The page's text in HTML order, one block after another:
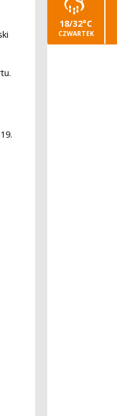
18/32°C
CZWARTEK